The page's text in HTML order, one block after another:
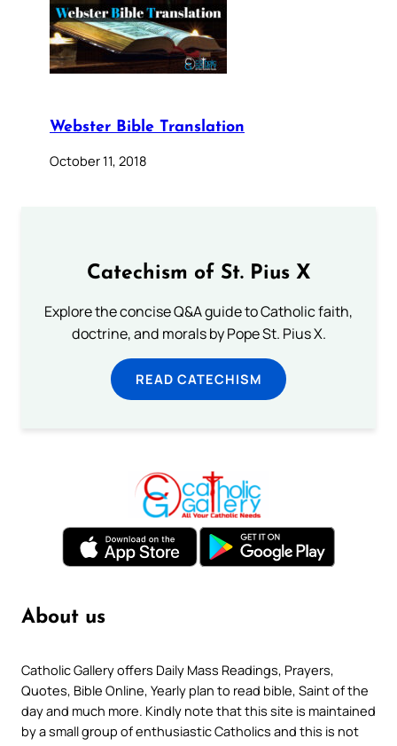
Webster Bible Translation
October 11, 2018
Catechism of St. Pius X
Explore the concise Q&A guide to Catholic faith,
doctrine, and morals by Pope St. Pius X.
READ CATECHISM
About us
Catholic Gallery offers Daily Mass Readings, Prayers,
Quotes, Bible Online, Yearly plan to read bible, Saint of the
day and much more. Kindly note that this site is maintained
by a small group of enthusiastic Catholics and this is not